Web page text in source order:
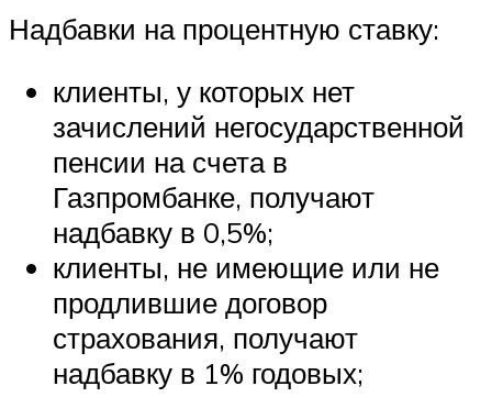
Надбавки на процентную ставку:
клиенты, у которых нет
зачислений негосударственной
пенсии на счета в
Газпромбанке, получают
надбавку в 0,5%;
клиенты, не имеющие или не
продлившие договор
страхования, получают
надбавку в 1% годовых;